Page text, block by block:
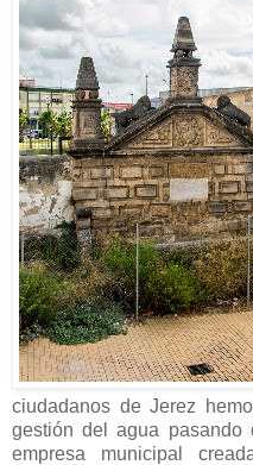
ciudadanos de Jerez
gestión del agua pasando
empresa municipal